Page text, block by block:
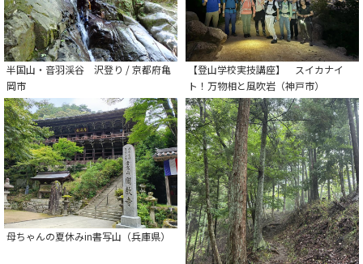
半国山・音羽渓谷 沢登り / 京都府亀
岡市
【登山学校実技講座】 スイカナイ
ト！万物相と風吹岩（神戸市）
母ちゃんの夏休みin書写山（兵庫県）